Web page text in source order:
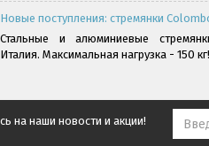
Новые поступления: стремянки
Стальные и алюминиевые
Италия. Максимальная нагрузка - 150
на наши новости и акции!